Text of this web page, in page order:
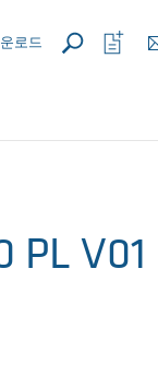
로드
관
심
기
PL V01